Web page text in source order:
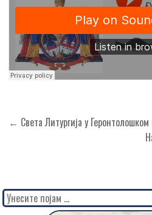
Кретање
← Света Литургија у Геронтолошком
Search
for: